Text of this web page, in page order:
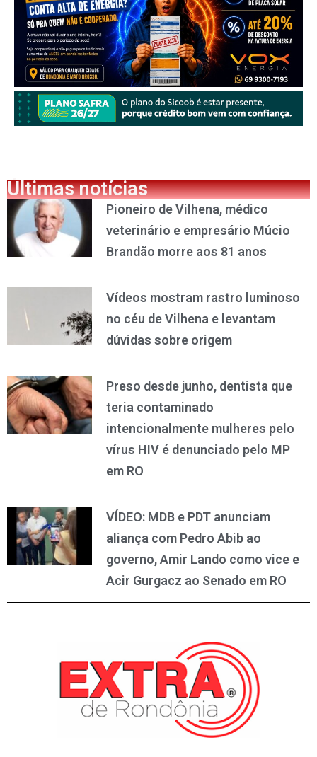
Últimas notícias
Pioneiro de Vilhena, médico
veterinário e empresário Múcio
Brandão morre aos 81 anos
Vídeos mostram rastro luminoso
no céu de Vilhena e levantam
dúvidas sobre origem
Preso desde junho, dentista que
teria contaminado
intencionalmente mulheres pelo
vírus HIV é denunciado pelo MP
em RO
VÍDEO: MDB e PDT anunciam
aliança com Pedro Abib ao
governo, Amir Lando como vice e
Acir Gurgacz ao Senado em RO